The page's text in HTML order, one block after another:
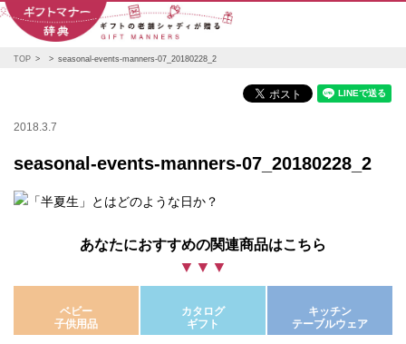
TOP seasonal-events-manners-07_20180228_2
2018.3.7
seasonal-events-manners-07_20180228_2
あなたにおすすめの関連商品はこちら
ベビー
子供用品
カタログ
ギフト
キッチン
テーブルウェア